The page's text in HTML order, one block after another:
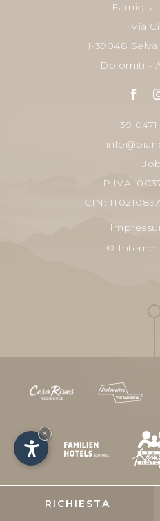
RICHIESTA
Famiglia
Via
I-39048 Selva
Dolomiti -
+39
P.IVA:
CIN:
©
×